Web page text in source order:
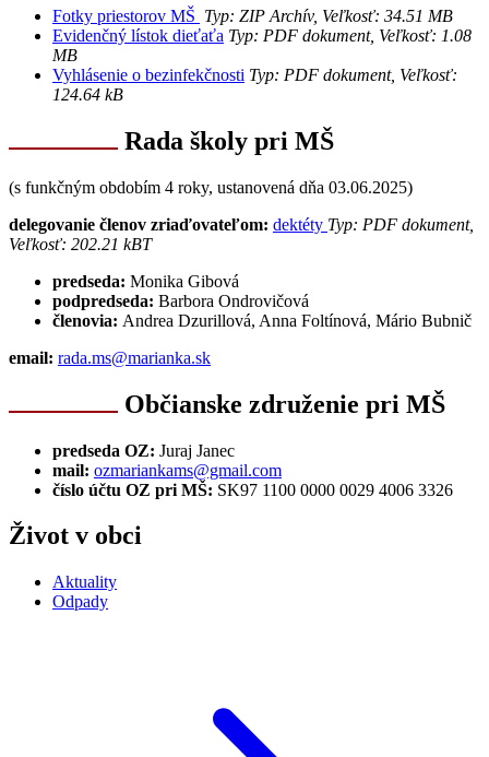
Fotky priestorov MŠ Typ: ZIP Archív, Veľkosť: 34.51 MB
Evidenčný lístok dieťaťa Typ: PDF dokument, Veľkosť: 1.08
MB
Vyhlásenie o bezinfekčnosti Typ: PDF dokument, Veľkosť:
124.64 kB
Rada školy pri MŠ
(s funkčným obdobím 4 roky, ustanovená dňa 03.06.2025)
delegovanie členov zriaďovateľom: dektéty Typ: PDF dokument,
Veľkosť: 202.21 kBT
predseda: Monika Gibová
podpredseda: Barbora Ondrovičová
členovia: Andrea Dzurillová, Anna Foltínová, Mário Bubnič
email: rada.ms@marianka.sk
Občianske združenie pri MŠ
predseda OZ: Juraj Janec
mail: ozmariankams@gmail.com
číslo účtu OZ pri MŠ: SK97 1100 0000 0029 4006 3326
Život v obci
Aktuality
Odpady